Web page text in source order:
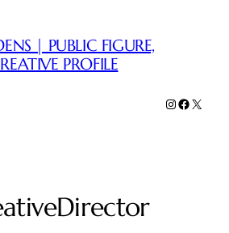
| PUBLIC FIGURE,
PROFILE
Instagram
Facebook
X